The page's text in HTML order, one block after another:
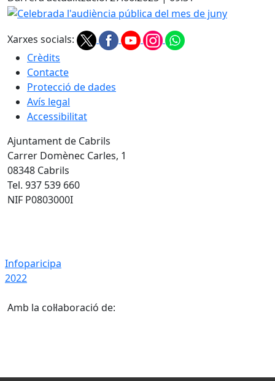
Celebrada l'audiència pública del mes de juny
Xarxes socials:
Crèdits
Contacte
Protecció de dades
Avís legal
Accessibilitat
Ajuntament de Cabrils
Carrer Domènec Carles, 1
08348 Cabrils
Tel. 937 539 660
NIF P0803000I
Infoparicipa
2022
Amb la col·laboració de: